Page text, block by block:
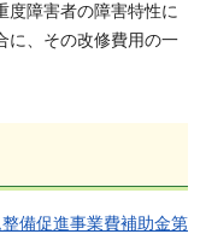
度障害者の障害特性に
に、その改修費用の一
備促進事業費補助金第